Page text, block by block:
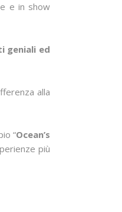
e in show
geniali ed
alla
“Ocean’s
più